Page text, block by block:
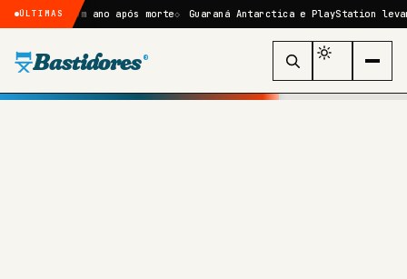
ÚLTIMAS
um ano após morte Guaraná Antarctica e PlayStation levam ação
Bastidores ®